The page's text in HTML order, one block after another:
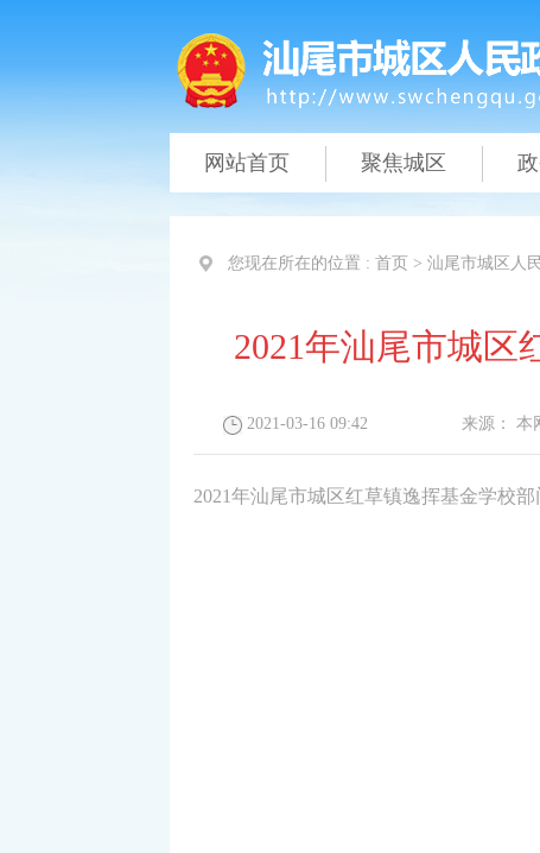
网站首页 聚焦城区
您现在所在的位置 : 首页 > 汕尾市城区人
2021年汕尾市城区
2021-03-16 09:42 来源： 本
2021年汕尾市城区红草镇逸挥基金学校